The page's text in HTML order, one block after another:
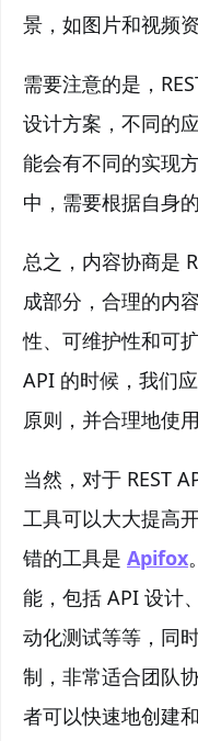
景，如图片和视频
需要注意的是，
设计方案，不同的
能会有不同的实现
中，需要根据自身
总之，内容协商是
成部分，合理的内
性、可维护性和可
API 的时候，我们
原则，并合理地使
当然，对于 REST
工具可以大大提高
错的工具是 Apifox
能，包括 API 设计
动化测试等等，同
制，非常适合团队
者可以快速地创建